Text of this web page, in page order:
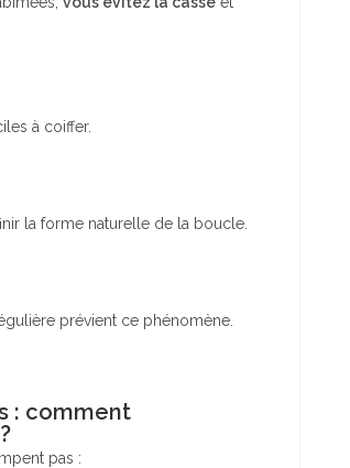
à coiffer.
la forme naturelle de la boucle.
prévient ce phénomène.
: comment
pas :